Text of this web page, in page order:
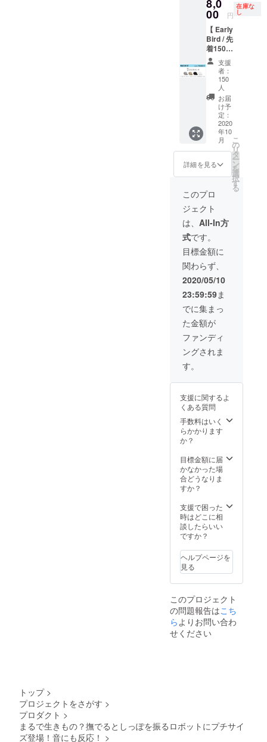
活がは
じまり
ます。
ご家族
やご友
人への
贈りも
のに
も。
Standar
dより
も、
¥24,000
お得で
す。 ※
送料・
（茶）
ノワー
ル
（黒）
ブラン
（白）
からお
好きな
カラー
のPetit
Qoobo
をお選
びくだ
さい。
※送料・
税込
8,0
00 円
在庫な
し
【 Early
Bird / 先
着150名
/ ¥1,000
割引 】
・Petit
Qoobo
× 1
Petit
Qoobo
を1匹お
送りし
ます。
グリ
（灰）
ノワー
ル
（黒）
ブラン
（白）
からお
好きな
カラー
のPetit
Qoobo
をお選
びくだ
さい。
※送料・
税込
支援
者：
150
人
お届
け予
定：
2020
年10
月
詳細を見る
こ
の
リ
タ
ー
ン
を
選
択
す
る
このプロ
ジェクト
は、 All-In方
式です。
目標金額に
関わらず、
2020/05/10
23:59:59ま
でに集まっ
た金額が
ファンディ
ングされま
す。
支援に関するよ
くある質問
手数料はいく
らかかります
か？
目標金額に届
かなかった場
合どうなりま
すか？
支援で困った
時はどこに相
談したらいい
ですか？
ヘルプページを
見る
このプロジェクト
の問題報告はこち
らよりお問い合わ
せください
トップ >
プロジェクトをさがす >
プロダクト >
まるで生きもの？撫でるとしっぽを振るロボットにプチサイ
ズ登場！音にも反応！ >